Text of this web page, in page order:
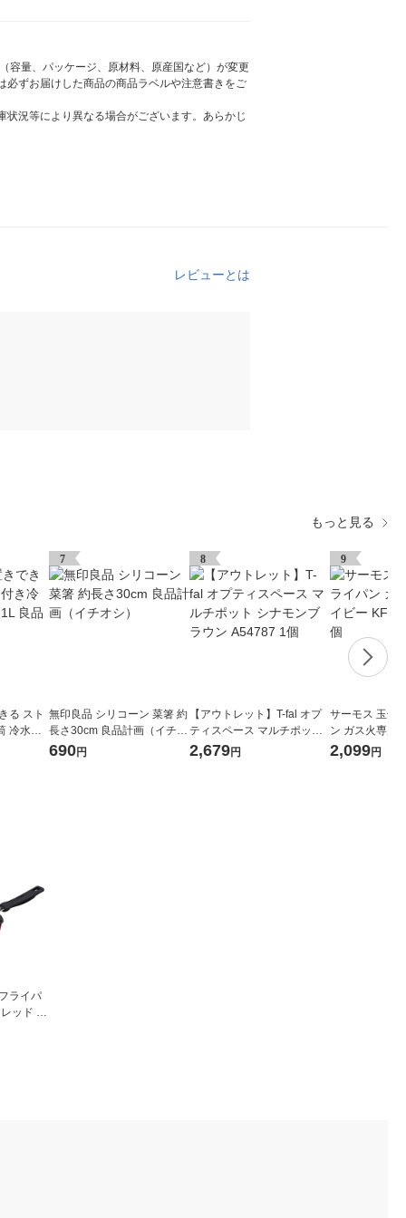
容量、パッケージ、原材料、原産国など）が変更
ずお届けした商品の商品ラベルや注意書きをご
況等により異なる場合がございます。あらかじ
レビューとは
もっと見る
る スト
冷水専
7
無印良品 シリコーン 菜箸 約
長さ30cm 良品計画（イチオ
シ）
690円
8
【アウトレット】T-fal オプ
ティスペース マルチポット
シナモンブラウン A54787 1
2,679円
9
サーモス 玉子
ン ガス火専用
013E NVY 1個
2,099円
ライパ
ッド K